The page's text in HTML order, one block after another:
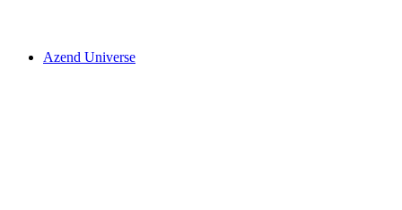
Azend Universe